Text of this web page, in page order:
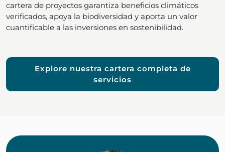
cartera de proyectos garantiza beneficios climáticos
verificados, apoya la biodiversidad y aporta un valor
cuantificable a las inversiones en sostenibilidad.
Explore nuestra cartera completa de
servicios